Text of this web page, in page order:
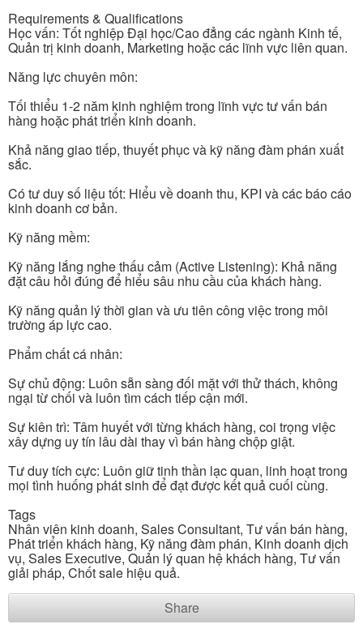
Requirements & Qualifications
Học vấn: Tốt nghiệp Đại học/Cao đẳng các ngành Kinh tế,
Quản trị kinh doanh, Marketing hoặc các lĩnh vực liên quan.
Năng lực chuyên môn:
Tối thiểu 1-2 năm kinh nghiệm trong lĩnh vực tư vấn bán
hàng hoặc phát triển kinh doanh.
Khả năng giao tiếp, thuyết phục và kỹ năng đàm phán xuất
sắc.
Có tư duy số liệu tốt: Hiểu về doanh thu, KPI và các báo cáo
kinh doanh cơ bản.
Kỹ năng mềm:
Kỹ năng lắng nghe thấu cảm (Active Listening): Khả năng
đặt câu hỏi đúng để hiểu sâu nhu cầu của khách hàng.
Kỹ năng quản lý thời gian và ưu tiên công việc trong môi
trường áp lực cao.
Phẩm chất cá nhân:
Sự chủ động: Luôn sẵn sàng đối mặt với thử thách, không
ngại từ chối và luôn tìm cách tiếp cận mới.
Sự kiên trì: Tâm huyết với từng khách hàng, coi trọng việc
xây dựng uy tín lâu dài thay vì bán hàng chộp giật.
Tư duy tích cực: Luôn giữ tinh thần lạc quan, linh hoạt trong
mọi tình huống phát sinh để đạt được kết quả cuối cùng.
Tags
Nhân viên kinh doanh, Sales Consultant, Tư vấn bán hàng,
Phát triển khách hàng, Kỹ năng đàm phán, Kinh doanh dịch
vụ, Sales Executive, Quản lý quan hệ khách hàng, Tư vấn
giải pháp, Chốt sale hiệu quả.
Share